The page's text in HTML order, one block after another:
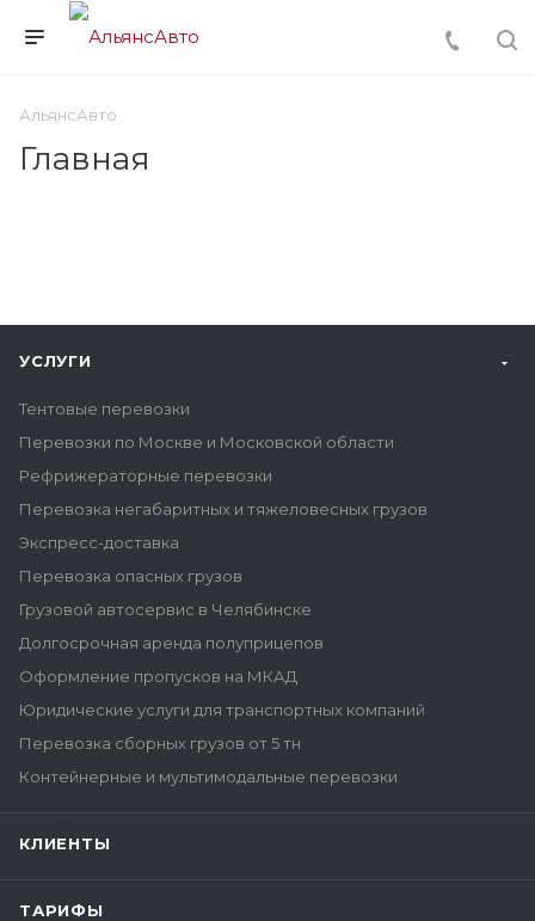
АльянсАвто
Главная
УСЛУГИ
Тентовые перевозки
Перевозки по Москве и Московской области
Рефрижераторные перевозки
Перевозка негабаритных и тяжеловесных грузов
Экспресс-доставка
Перевозка опасных грузов
Грузовой автосервис в Челябинске
Долгосрочная аренда полуприцепов
Оформление пропусков на МКАД
Юридические услуги для транспортных компаний
Перевозка сборных грузов от 5 тн
Контейнерные и мультимодальные перевозки
КЛИЕНТЫ
ТАРИФЫ